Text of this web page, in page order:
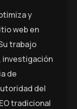
y
web en
trabajo
investigación
de
del
tradicional